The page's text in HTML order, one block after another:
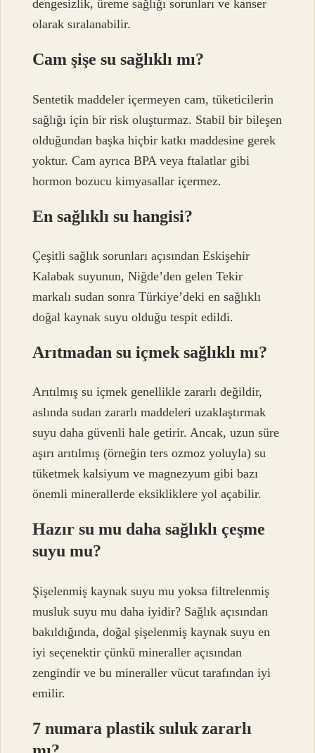
dengesizlik, üreme sağlığı sorunları ve kanser
olarak sıralanabilir.
Cam şişe su sağlıklı mı?
Sentetik maddeler içermeyen cam, tüketicilerin
sağlığı için bir risk oluşturmaz. Stabil bir bileşen
olduğundan başka hiçbir katkı maddesine gerek
yoktur. Cam ayrıca BPA veya ftalatlar gibi
hormon bozucu kimyasallar içermez.
En sağlıklı su hangisi?
Çeşitli sağlık sorunları açısından Eskişehir
Kalabak suyunun, Niğde’den gelen Tekir
markalı sudan sonra Türkiye’deki en sağlıklı
doğal kaynak suyu olduğu tespit edildi.
Arıtmadan su içmek sağlıklı mı?
Arıtılmış su içmek genellikle zararlı değildir,
aslında sudan zararlı maddeleri uzaklaştırmak
suyu daha güvenli hale getirir. Ancak, uzun süre
aşırı arıtılmış (örneğin ters ozmoz yoluyla) su
tüketmek kalsiyum ve magnezyum gibi bazı
önemli minerallerde eksikliklere yol açabilir.
Hazır su mu daha sağlıklı çeşme
suyu mu?
Şişelenmiş kaynak suyu mu yoksa filtrelenmiş
musluk suyu mu daha iyidir? Sağlık açısından
bakıldığında, doğal şişelenmiş kaynak suyu en
iyi seçenektir çünkü mineraller açısından
zengindir ve bu mineraller vücut tarafından iyi
emilir.
7 numara plastik suluk zararlı